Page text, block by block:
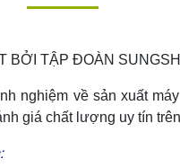
TẬP ĐOÀN
nghiệm về sản xuất
giá chất lượng uy tín